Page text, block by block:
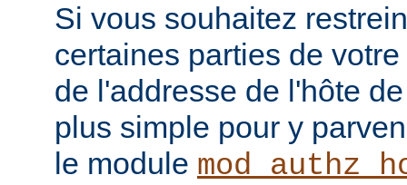
Si vous souhaitez
certaines parties de
de l'addresse de l'hôte
plus simple pour y
le module